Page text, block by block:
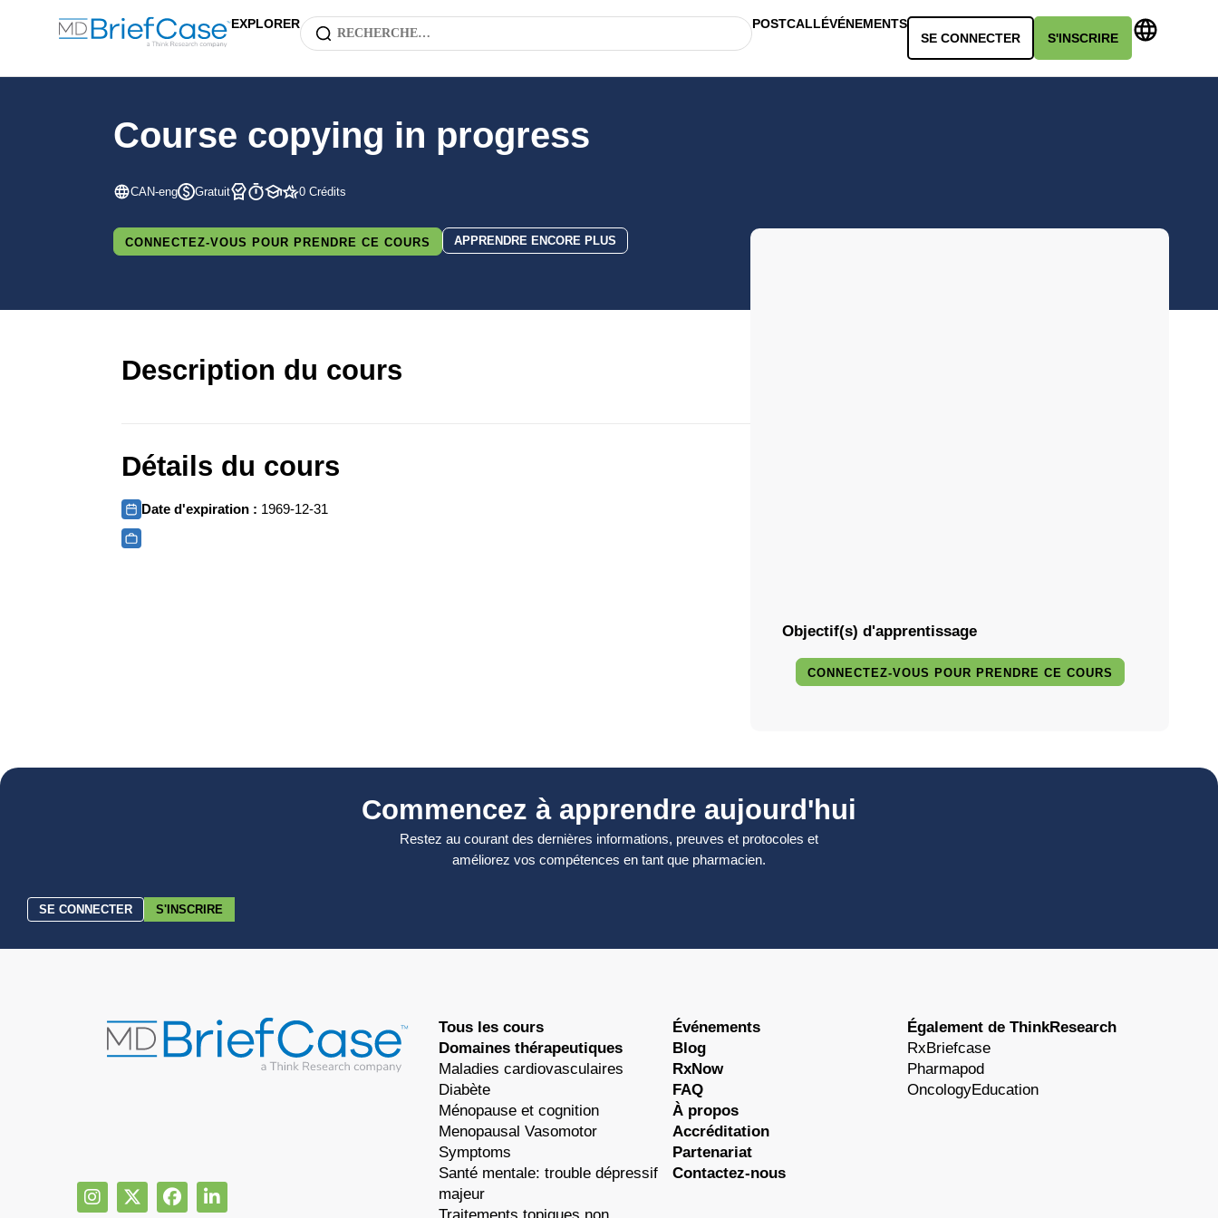
EXPLORER POSTCALLÉVÉNEMENTS
SE CONNECTER
S'INSCRIRE
Course copying in progress
CAN-eng Gratuit 0 Crédits
CONNECTEZ-VOUS POUR PRENDRE CE COURS APPRENDRE ENCORE PLUS
Description du cours
Détails du cours
Date d'expiration : 1969-12-31
Objectif(s) d'apprentissage
CONNECTEZ-VOUS POUR PRENDRE CE COURS
Commencez à apprendre aujourd'hui
Restez au courant des dernières informations, preuves et protocoles et
améliorez vos compétences en tant que pharmacien.
SE CONNECTER S'INSCRIRE
Tous les cours
Domaines thérapeutiques
Maladies cardiovasculaires
Diabète
Ménopause et cognition
Menopausal Vasomotor
Symptoms
Santé mentale: trouble dépressif
majeur
Événements
Blog
RxNow
FAQ
À propos
Accréditation
Partenariat
Contactez-nous
Également de ThinkResearch
RxBriefcase
Pharmapod
OncologyEducation